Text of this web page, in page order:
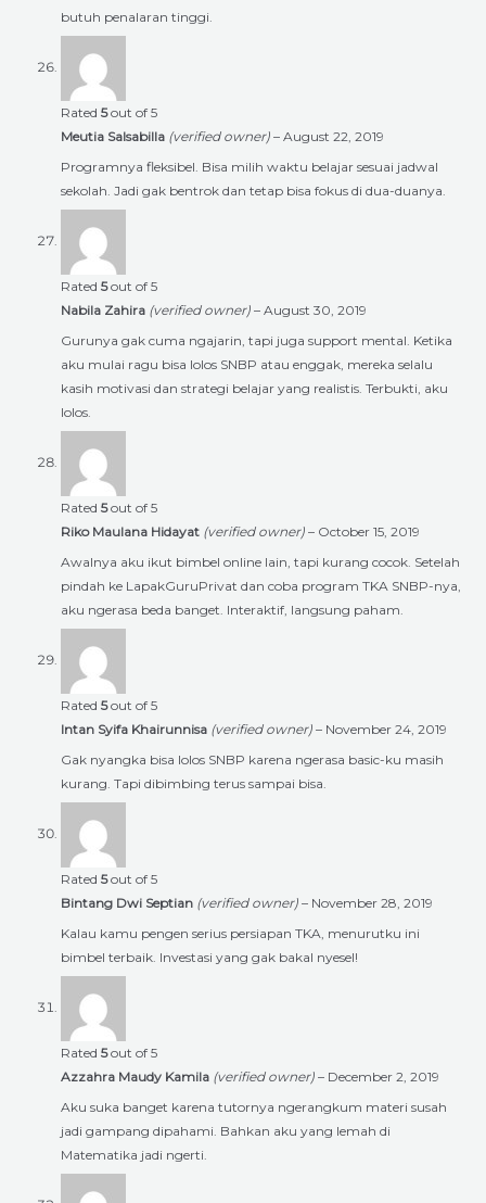
butuh penalaran tinggi.
Rated 5out of 5
Meutia Salsabilla (verified owner) – August 22, 2019
Programnya fleksibel. Bisa milih waktu belajar sesuai jadwal
sekolah. Jadi gak bentrok dan tetap bisa fokus di dua-duanya.
Rated 5out of 5
Nabila Zahira (verified owner) – August 30, 2019
Gurunya gak cuma ngajarin, tapi juga support mental. Ketika
aku mulai ragu bisa lolos SNBP atau enggak, mereka selalu
kasih motivasi dan strategi belajar yang realistis. Terbukti, aku
lolos.
Rated 5out of 5
Riko Maulana Hidayat (verified owner) – October 15, 2019
Awalnya aku ikut bimbel online lain, tapi kurang cocok. Setelah
pindah ke LapakGuruPrivat dan coba program TKA SNBP-nya,
aku ngerasa beda banget. Interaktif, langsung paham.
Rated 5out of 5
Intan Syifa Khairunnisa (verified owner) – November 24, 2019
Gak nyangka bisa lolos SNBP karena ngerasa basic-ku masih
kurang. Tapi dibimbing terus sampai bisa.
Rated 5out of 5
Bintang Dwi Septian (verified owner) – November 28, 2019
Kalau kamu pengen serius persiapan TKA, menurutku ini
bimbel terbaik. Investasi yang gak bakal nyesel!
Rated 5out of 5
Azzahra Maudy Kamila (verified owner) – December 2, 2019
Aku suka banget karena tutornya ngerangkum materi susah
jadi gampang dipahami. Bahkan aku yang lemah di
Matematika jadi ngerti.